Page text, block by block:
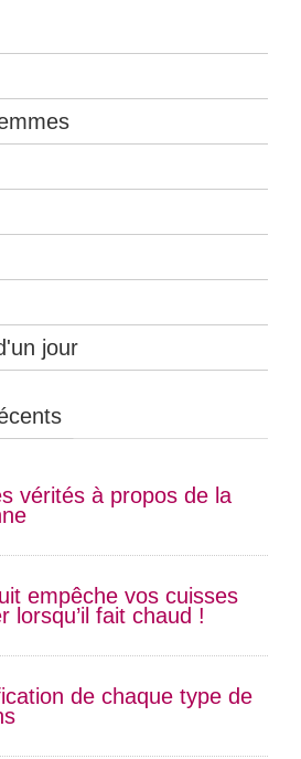
jour
vérités à propos de la
empêche vos cuisses
lorsqu’il fait chaud !
de chaque type de